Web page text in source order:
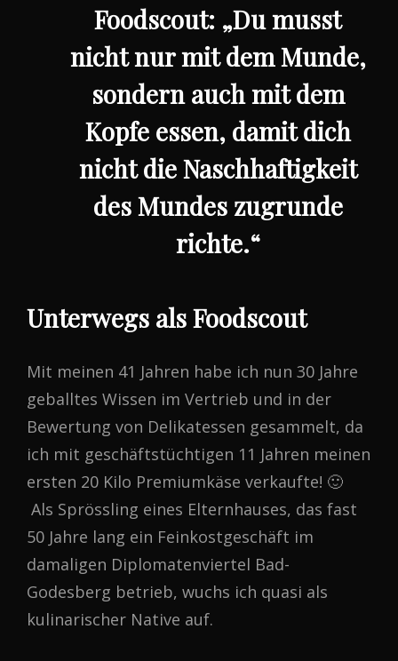
Foodscout: „Du musst
nicht nur mit dem Munde,
sondern auch mit dem
Kopfe essen, damit dich
nicht die Naschhaftigkeit
des Mundes zugrunde
richte.“
Unterwegs als Foodscout
Mit meinen 41 Jahren habe ich nun 30 Jahre
geballtes Wissen im Vertrieb und in der
Bewertung von Delikatessen gesammelt, da
ich mit geschäftstüchtigen 11 Jahren meinen
ersten 20 Kilo Premiumkäse verkaufte! 🙂
Als Sprössling eines Elternhauses, das fast
50 Jahre lang ein Feinkostgeschäft im
damaligen Diplomatenviertel Bad-
Godesberg betrieb, wuchs ich quasi als
kulinarischer Native auf.